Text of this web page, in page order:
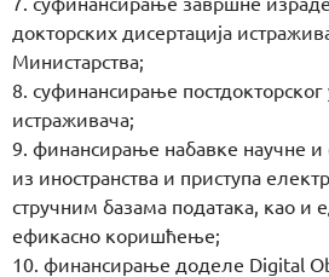
докторских дисертација
Министарства;
8. суфинансирање
истраживача;
9. финансирање набавке научне и
из иностранства и приступа
стручним базама података, као и
ефикасно коришћење;
10. финансирање доделе Digital